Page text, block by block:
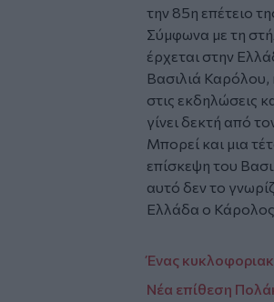
την 85η επέτειο
Σύμφωνα με τη
έρχεται στην
Βασιλιά Καρόλου,
στις εκδηλώσεις
γίνει δεκτή από
Μπορεί και μια
επίσκεψη του
αυτό δεν το
Ελλάδα ο
Ένας
Νέα επίθεση